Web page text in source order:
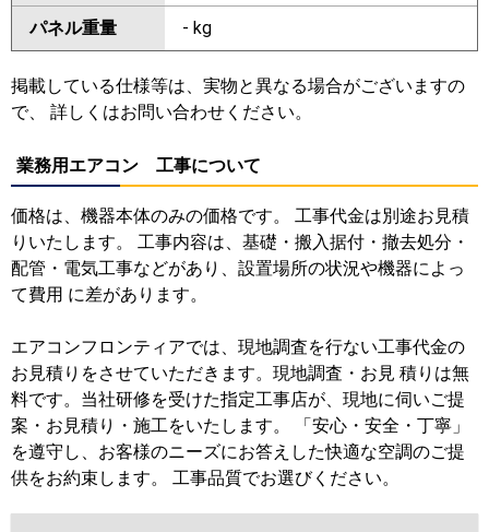
パネル重量 - kg
掲載している仕様等は、実物と異なる場合がございますの
で、 詳しくはお問い合わせください。
業務用エアコン 工事について
価格は、機器本体のみの価格です。 工事代金は別途お見積
りいたします。 工事内容は、基礎・搬入据付・撤去処分・
配管・電気工事などがあり、設置場所の状況や機器によっ
て費用 に差があります。
エアコンフロンティアでは、現地調査を行ない工事代金の
お見積りをさせていただきます。現地調査・お見 積りは無
料です。当社研修を受けた指定工事店が、現地に伺いご提
案・お見積り・施工をいたします。 「安心・安全・丁寧」
を遵守し、お客様のニーズにお答えした快適な空調のご提
供をお約束します。 工事品質でお選びください。